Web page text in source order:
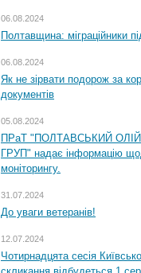
06.08.2024
Полтавщина: міграційники
06.08.2024
Як не зірвати подорож за
документів
05.08.2024
ПРаТ "ПОЛТАВСЬКИЙ
ГРУП" надає інформацію
моніторингу.
31.07.2024
До уваги ветеранів!
12.07.2024
Чотирнадцята сесія